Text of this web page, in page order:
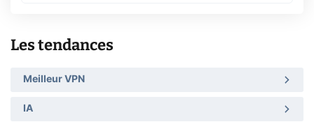
Les tendances
Meilleur VPN
IA